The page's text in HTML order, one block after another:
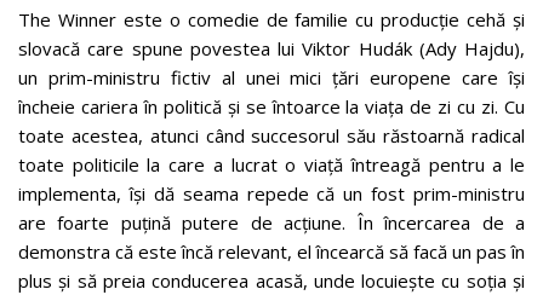
The Winner este o comedie de familie cu producție cehă și
slovacă care spune povestea lui Viktor Hudák (Ady Hajdu),
un prim-ministru fictiv al unei mici țări europene care își
încheie cariera în politică și se întoarce la viața de zi cu zi. Cu
toate acestea, atunci când succesorul său răstoarnă radical
toate politicile la care a lucrat o viață întreagă pentru a le
implementa, își dă seama repede că un fost prim-ministru
are foarte puțină putere de acțiune. În încercarea de a
demonstra că este încă relevant, el încearcă să facă un pas în
plus și să preia conducerea acasă, unde locuiește cu soția și